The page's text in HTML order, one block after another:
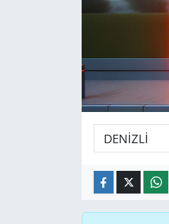
HABERDE İNSAN
KÜLTÜR SANAT
POLİTİKA